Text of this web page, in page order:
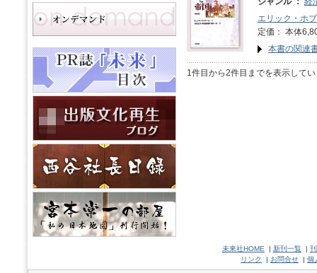
エリック・ホ
定価： 本体
本書の関連
1件目から2件目までを表示して
未來社HOME | 新刊一覧 |
リンク
| お問合せ | 個